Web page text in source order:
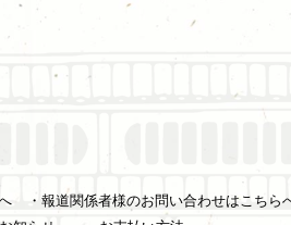
・報道関係者様のお問い合わせはこちら